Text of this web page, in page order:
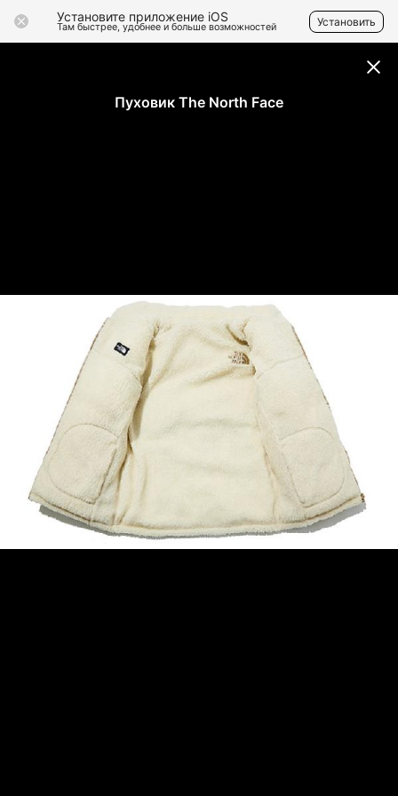
Установите приложение iOS
Там быстрее, удобнее и больше возможностей Установить
Пуховик The North Face